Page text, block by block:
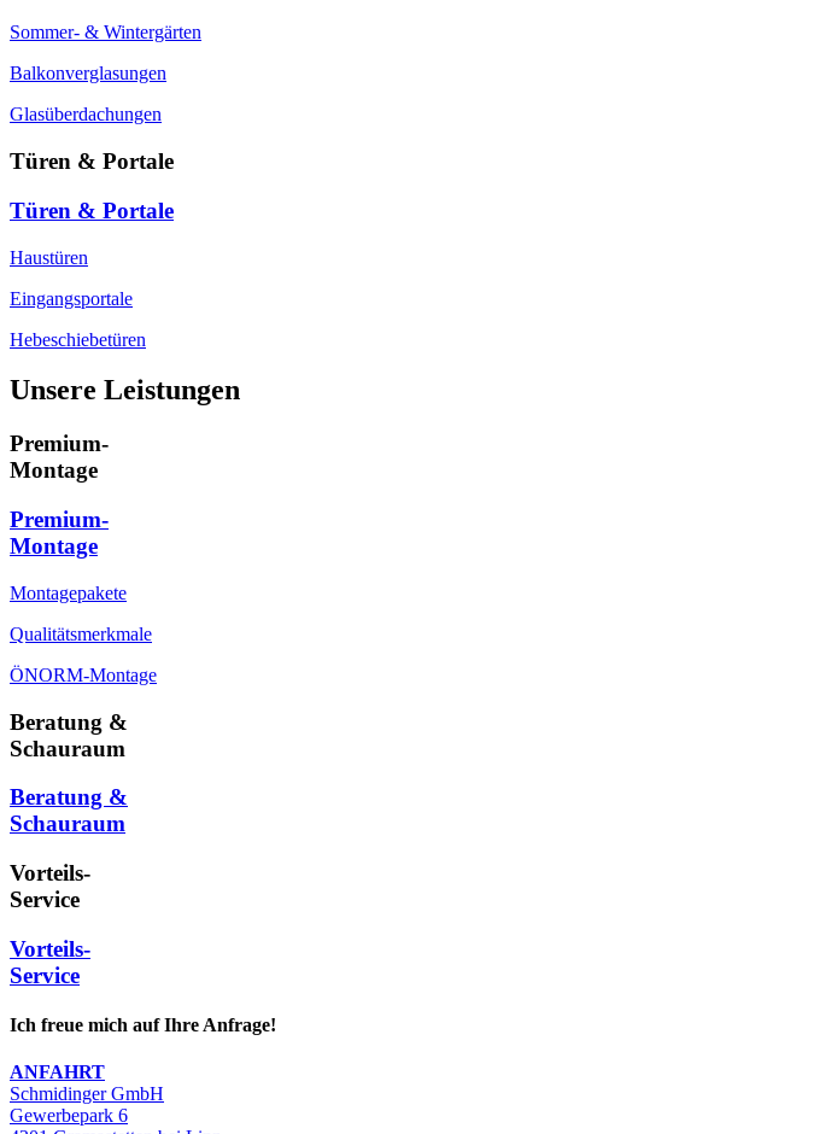
Sommer- & Wintergärten
Balkonverglasungen
Glasüberdachungen
Türen & Portale
Türen & Portale
Haustüren
Eingangsportale
Hebeschiebetüren
Unsere Leistungen
Premium-
Montage
Premium-
Montage
Montagepakete
Qualitätsmerkmale
ÖNORM-Montage
Beratung &
Schauraum
Beratung &
Schauraum
Vorteils-
Service
Vorteils-
Service
Ich freue mich auf Ihre Anfrage!
ANFAHRT
Schmidinger GmbH
Gewerbepark 6